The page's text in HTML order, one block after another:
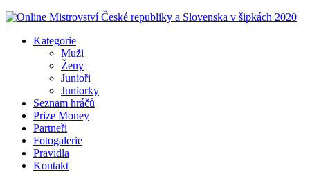
Online Mistrovství České republiky a Slovenska v šipkách 2020
Kategorie
Muži
Ženy
Junioři
Juniorky
Seznam hráčů
Prize Money
Partneři
Fotogalerie
Pravidla
Kontakt